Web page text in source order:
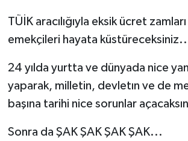
TÜİK aracılığıyla eksik ücret
emekçileri hayata
24 yılda yurtta ve dünyada nice
yaparak, milletin, devletın ve de
başına tarihi nice sorunlar
Sonra da ŞAK ŞAK ŞAK ŞAK...